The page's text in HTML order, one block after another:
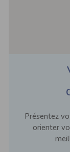
Présentez
orienter